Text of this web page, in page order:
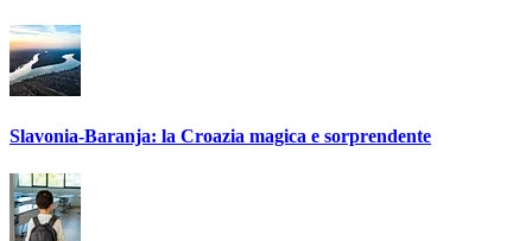
Slavonia-Baranja: la Croazia magica e sorprendente